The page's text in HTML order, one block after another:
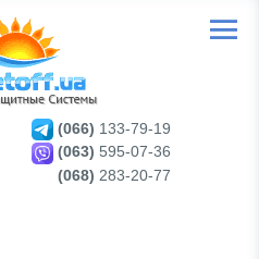
(066) 133-79-19
(063) 595-07-36
(068) 283-20-77